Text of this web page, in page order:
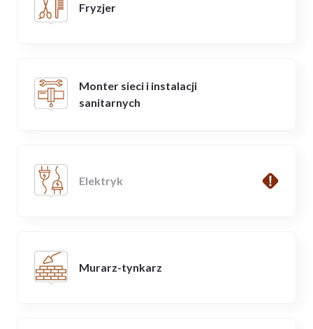
Fryzjer
Monter sieci i instalacji
sanitarnych
Elektryk
Murarz-tynkarz